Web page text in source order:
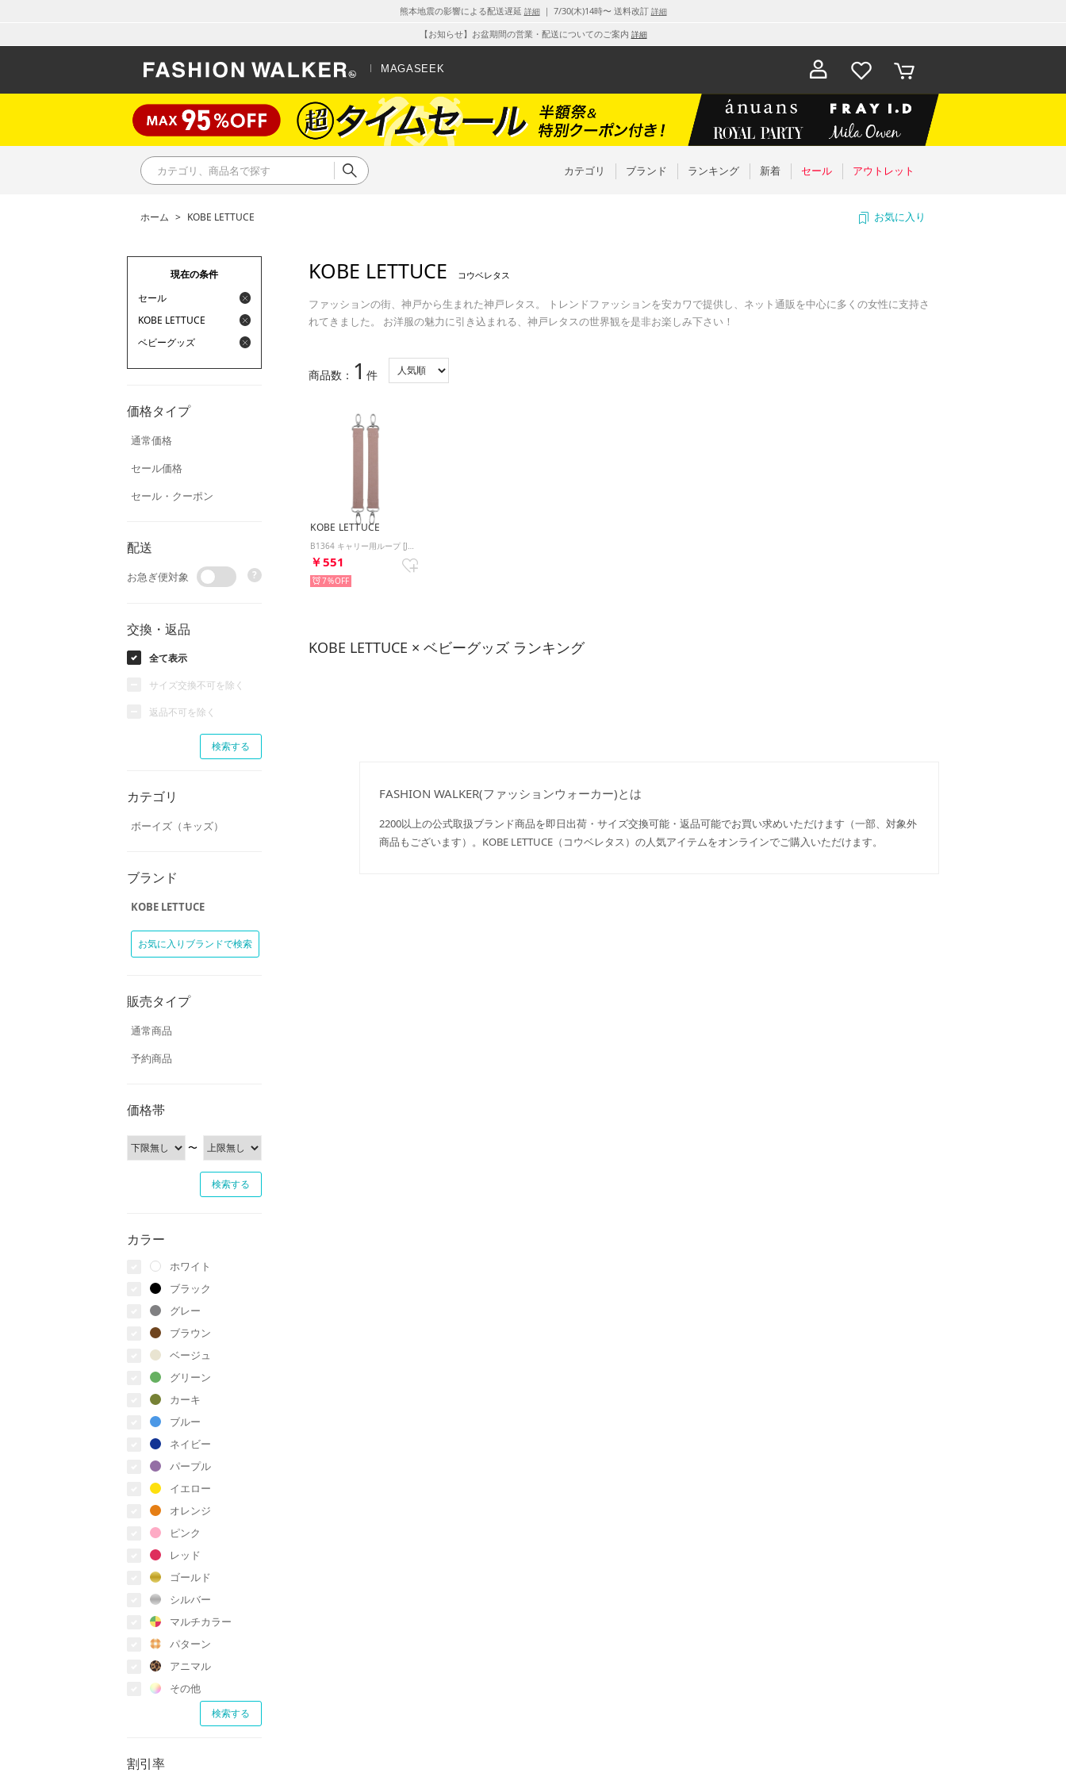
熊本地震の影響による配送遅延 詳細｜ 7/30(木)14時〜 送料改訂 詳細
【お知らせ】お盆期間の営業・配送についてのご案内 詳細
MAGASEEK
お気に入
り
カート
カテゴリ ブランド ランキング 新着 セール アウトレット
ホーム > KOBE LETTUCE お気に入り
現在の条件
セール
KOBE LETTUCE
ベビーグッズ
価格タイプ
通常価格
セール価格
セール・クーポン
配送
お急ぎ便対象 ?
交換・返品
全て表示
サイズ交換不可を除く
返品不可を除く
カテゴリ
ボーイズ（キッズ）
ブランド
KOBE LETTUCE
お気に入りブランドで検索
販売タイプ
通常商品
予約商品
価格帯
〜
カラー
ホワイト
ブラック
グレー
ブラウン
ベージュ
グリーン
カーキ
ブルー
ネイビー
パープル
イエロー
オレンジ
ピンク
レッド
ゴールド
シルバー
マルチカラー
パターン
アニマル
その他
割引率
KOBE LETTUCE コウベレタス
ファッションの街、神戸から生まれた神戸レタス。 トレンドファッションを安カワで提供し、ネット通販を中心に多くの女性に支持さ
れてきました。 お洋服の魅力に引き込まれる、神戸レタスの世界観を是非お楽しみ下さい！
商品数： 1 件
KOBE LETTUCE
￥551
7%
KOBE LETTUCE × ベビーグッズ ランキング
FASHION WALKER(ファッションウォーカー)とは
2200以上の公式取扱ブランド商品を即日出荷・サイズ交換可能・返品可能でお買い求めいただけます（一部、対象外
商品もございます）。KOBE LETTUCE（コウベレタス）の人気アイテムをオンラインでご購入いただけます。